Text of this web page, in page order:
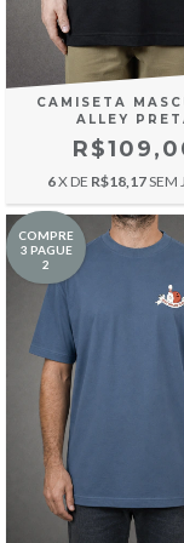
CAMISETA
ALLEY
6X DE R$18,17SEM
COMPRE
3 PAGUE
2